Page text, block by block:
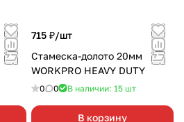
715 ₽/шт
Стамеска-долото 20мм
WORKPRO HEAVY DUTY
0 0 В наличии: 15 шт
В корзину